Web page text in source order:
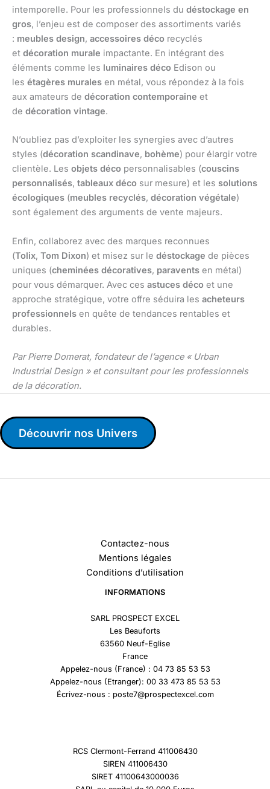
intemporelle. Pour les professionnels du déstockage en
gros, l’enjeu est de composer des assortiments variés
: meubles design, accessoires déco recyclés
et décoration murale impactante. En intégrant des
éléments comme les luminaires déco Edison ou
les étagères murales en métal, vous répondez à la fois
aux amateurs de décoration contemporaine et
de décoration vintage.
N’oubliez pas d’exploiter les synergies avec d’autres
styles (décoration scandinave, bohème) pour élargir votre
clientèle. Les objets déco personnalisables (couscins
personnalisés, tableaux déco sur mesure) et les solutions
écologiques (meubles recyclés, décoration végétale)
sont également des arguments de vente majeurs.
Enfin, collaborez avec des marques reconnues
(Tolix, Tom Dixon) et misez sur le déstockage de pièces
uniques (cheminées décoratives, paravents en métal)
pour vous démarquer. Avec ces astuces déco et une
approche stratégique, votre offre séduira les acheteurs
professionnels en quête de tendances rentables et
durables.
Par Pierre Domerat, fondateur de l’agence « Urban
Industrial Design » et consultant pour les professionnels
de la décoration.
Découvrir nos Univers
Contactez-nous
Mentions légales
Conditions d’utilisation
INFORMATIONS
SARL PROSPECT EXCEL
Les Beauforts
63560 Neuf-Eglise
France
Appelez-nous (France) : 04 73 85 53 53
Appelez-nous (Etranger): 00 33 473 85 53 53
Écrivez-nous : poste7@prospectexcel.com
RCS Clermont-Ferrand 411006430
SIREN 411006430
SIRET 41100643000036